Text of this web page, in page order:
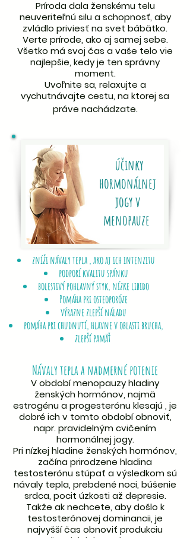
Príroda dala ženskému telu
neuveriteľnú silu a schopnosť, aby
zvládlo priviesť na svet bábätko.
Verte prírode, ako aj samej sebe.
Všetko má svoj čas a vaše telo vie
najlepšie, kedy je ten správny
moment.
Uvoľnite sa, relaxujte a
vychutnávajte cestu, na ktorej sa
práve nachádzate.
účinky
hormonálnej
jogy v
menopauze
zníži návaly tepla , ako aj ich intenzitu
podporí kvalitu spánku
bolestivý pohlavný styk, nízke libido
Pomáha pri osteoporóze
výrazne zlepší náladu
pomáha pri chudnutí, hlavne v oblasti brucha,
zlepší pamäť
Návaly tepla a nadmerné potenie
V období menopauzy hladiny
ženských hormónov, najmä
estrogénu a progesterónu klesajú , je
dobré ich v tomto období obnoviť,
napr. pravidelným cvičením
hormonálnej jogy.
Pri nízkej hladine ženských hormónov,
začína prirodzene hladina
testosterónu stúpať a výsledkom sú
návaly tepla, prebdené noci, búšenie
srdca, pocit úzkosti až depresie.
Takže ak nechcete, aby došlo k
testosterónovej dominancii, je
najvyšší čas obnoviť produkciu